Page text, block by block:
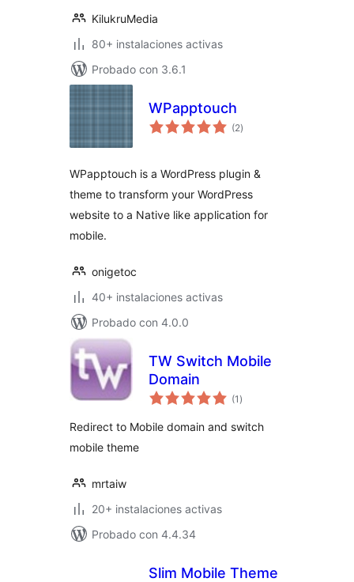
KilukruMedia
80+ instalaciones activas
Probado con 3.6.1
WPapptouch
(2valoraciones
en
)
WPapptouch is a WordPress plugin &
theme to transform your WordPress
website to a Native like application for
mobile.
onigetoc
40+ instalaciones activas
Probado con 4.0.0
TW Switch Mobile
Domain
(1 valoraciones
en
)
Redirect to Mobile domain and switch
mobile theme
mrtaiw
20+ instalaciones activas
Probado con 4.4.34
Slim Mobile Theme